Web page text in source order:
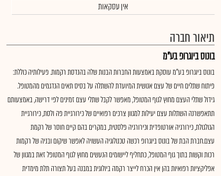
אין עסקאות
תיאור חברה
בונוס ביוגרופ בע"מ
בונוס ביוגרופ בע"מ עוסקת באמצעות החברות הבנות שלה בהנדסת רקמות. פעילותיה כוללת:
פיתוח שתלים חיים של עצם אנושית המיועדת להשתלה על בסיס תאים הנדגמים מהמטופל.
גידול שתלי העצם מחוץ לגוף המטופל, מאפשר לקבל שתלי עצם זמינים לפי דרישה, באמצעותם
תתאפשרנה השתלות עצם יעילות למגוון צרכים רפואיים של כירורגיית פה ולסת, כירורגיית
הגולגולת, כירורגיה אורטופדית וכירורגיה פלסטית, במקרים בהם קיים חוסר של רקמת
עצם.חברת הבת של בונוס ביוגרופ רכשה טכנולוגיה העשויה לאפשר שיקום ובניה של רקמות
רכות וקשות בתוך גוף המטופל, כתחליף ליישומים הנעשים מחוץ לגוף המטופל זאת במגוון של
אפליקציות רפואיות בהן אין הכרח לייצר רקמה ביולוגית במבנה בעל תצורה תלת מימדית